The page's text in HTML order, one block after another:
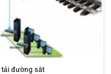
tải đường sắt